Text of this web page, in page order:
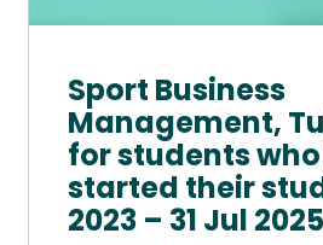
Sport Business
Management,
for students
started their
2023 – 31 Jul 2025